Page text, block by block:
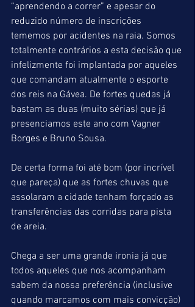
“aprendendo a correr” e apesar do
reduzido número de inscrições
tememos por acidentes na raia. Somos
totalmente contrários a esta decisão que
infelizmente foi implantada por aqueles
que comandam atualmente o esporte
dos reis na Gávea. De fortes quedas já
bastam as duas (muito sérias) que já
presenciamos este ano com Vagner
Borges e Bruno Sousa.
De certa forma foi até bom (por incrível
que pareça) que as fortes chuvas que
assolaram a cidade tenham forçado as
transferências das corridas para pista
de areia.
Chega a ser uma grande ironia já que
todos aqueles que nos acompanham
sabem da nossa preferência (inclusive
quando marcamos com mais convicção)